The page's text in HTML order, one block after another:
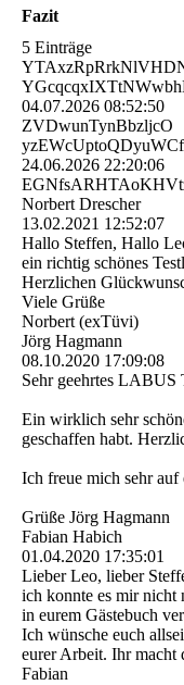
Fazit
5 Einträge
04.07.2026 08:52:50
ZVDwunTynBbzljcO
24.06.2026 22:20:06
Norbert Drescher
13.02.2021 12:52:07
Hallo Steffen, Hallo
ein richtig schönes
Herzlichen
Viele Grüße
Norbert (exTüvi)
Jörg Hagmann
08.10.2020 17:09:08
Sehr geehrtes LABUS
Ein wirklich sehr
geschaffen habt.
Ich freue mich sehr auf
Grüße Jörg Hagmann
Fabian Habich
01.04.2020 17:35:01
Lieber Leo, lieber
ich konnte es mir nicht
in eurem Gästebuch
Ich wünsche euch
eurer Arbeit. Ihr macht
Fabian